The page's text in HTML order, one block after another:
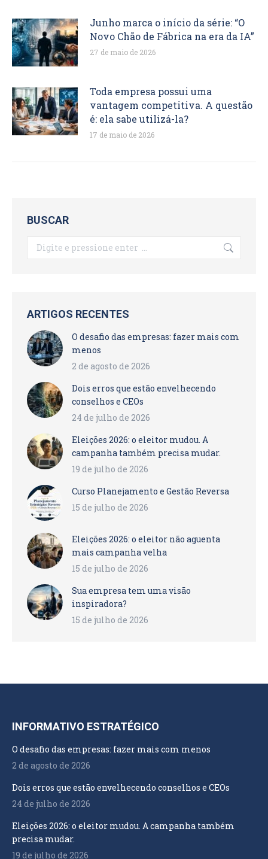
Junho marca o início da série: “O
Novo Chão de Fábrica na era da IA”
27 de maio de 2026
Toda empresa possui uma
vantagem competitiva. A questão
é: ela sabe utilizá-la?
17 de maio de 2026
BUSCAR
Search:
ARTIGOS RECENTES
O desafio das empresas: fazer mais com
menos
2 de agosto de 2026
Dois erros que estão envelhecendo
conselhos e CEOs
24 de julho de 2026
Eleições 2026: o eleitor mudou. A
campanha também precisa mudar.
19 de julho de 2026
Curso Planejamento e Gestão Reversa
15 de julho de 2026
Eleições 2026: o eleitor não aguenta
mais campanha velha
15 de julho de 2026
Sua empresa tem uma visão
inspiradora?
15 de julho de 2026
INFORMATIVO ESTRATÉGICO
O desafio das empresas: fazer mais com menos
2 de agosto de 2026
Dois erros que estão envelhecendo conselhos e CEOs
24 de julho de 2026
Eleições 2026: o eleitor mudou. A campanha também
precisa mudar.
19 de julho de 2026